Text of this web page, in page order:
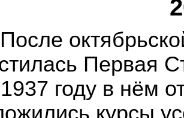
После
Первая
году в нём